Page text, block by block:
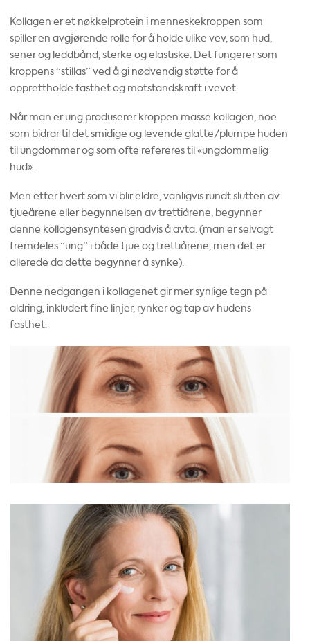
Kollagen er et nøkkelprotein i menneskekroppen som
spiller en avgjørende rolle for å holde ulike vev, som hud,
sener og leddbånd, sterke og elastiske. Det fungerer som
kroppens “stillas” ved å gi nødvendig støtte for å
opprettholde fasthet og motstandskraft i vevet.
Når man er ung produserer kroppen masse kollagen, noe
som bidrar til det smidige og levende glatte/plumpe huden
til ungdommer og som ofte refereres til «ungdommelig
hud».
Men etter hvert som vi blir eldre, vanligvis rundt slutten av
tjueårene eller begynnelsen av trettiårene, begynner
denne kollagensyntesen gradvis å avta. (man er selvagt
fremdeles “ung” i både tjue og trettiårene, men det er
allerede da dette begynner å synke).
Denne nedgangen i kollagenet gir mer synlige tegn på
aldring, inkludert fine linjer, rynker og tap av hudens
fasthet.